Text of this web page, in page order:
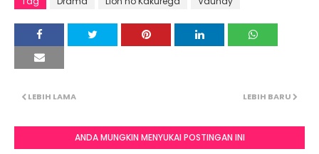
LEBIH BARU
LEBIH LAMA
ANDA MUNGKIN MENYUKAI POSTINGAN INI